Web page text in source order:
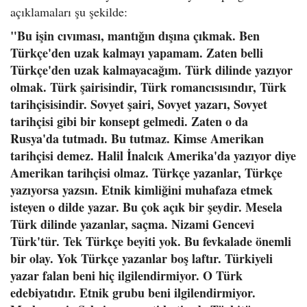
açıklamaları şu şekilde:
"Bu işin cıvıması, mantığın dışına çıkmak. Ben
Türkçe'den uzak kalmayı yapamam. Zaten belli
Türkçe'den uzak kalmayacağım. Türk dilinde yazıyor
olmak. Türk şairisindir, Türk romancısısındır, Türk
tarihçisisindir. Sovyet şairi, Sovyet yazarı, Sovyet
tarihçisi gibi bir konsept gelmedi. Zaten o da
Rusya'da tutmadı. Bu tutmaz. Kimse Amerikan
tarihçisi demez. Halil İnalcık Amerika'da yazıyor diye
Amerikan tarihçisi olmaz. Türkçe yazanlar, Türkçe
yazıyorsa yazsın. Etnik kimliğini muhafaza etmek
isteyen o dilde yazar. Bu çok açık bir şeydir. Mesela
Türk dilinde yazanlar, saçma. Nizami Gencevi
Türk'tür. Tek Türkçe beyiti yok. Bu fevkalade önemli
bir olay. Yok Türkçe yazanlar boş laftır. Türkiyeli
yazar falan beni hiç ilgilendirmiyor. O Türk
edebiyatıdır. Etnik grubu beni ilgilendirmiyor.